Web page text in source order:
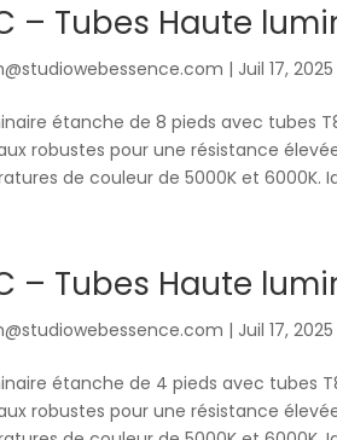
– Tubes Haute
| Juil 17, 2025
étanche de 8 pieds avec tubes
robustes pour une résistance
de couleur de 5000K et 6000K.
– Tubes Haute
| Juil 17, 2025
étanche de 4 pieds avec tubes
robustes pour une résistance